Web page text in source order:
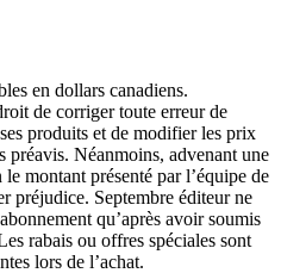
en dollars canadiens.
de corriger toute erreur de
produits et de modifier les prix
préavis. Néanmoins, advenant une
montant présenté par l’équipe de
préjudice. Septembre éditeur ne
qu’après avoir soumis
rabais ou offres spéciales sont
lors de l’achat.